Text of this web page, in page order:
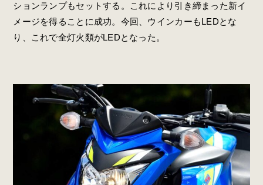
ションランプもセットする。これにより引き締まった新イ
メージを得ることに成功。今回、ウインカーもLEDとな
り、これで全灯火類がLEDとなった。